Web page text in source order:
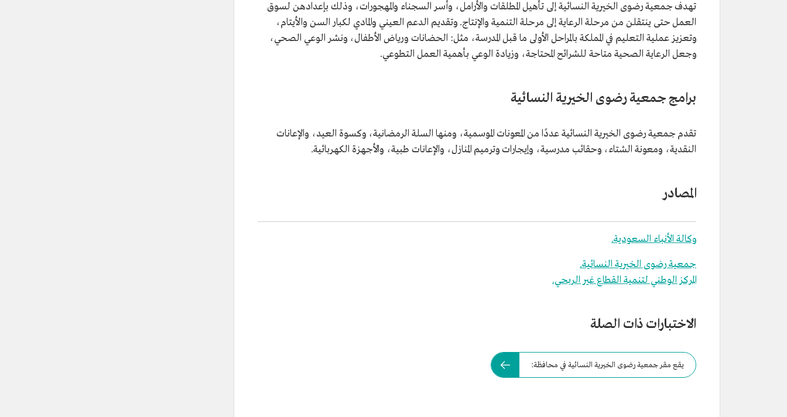
تهدف جمعية رضوى الخيرية النسائية إلى تأهيل المطلقات والأرامل، وأسر السجناء والمهجورات، وذلك بإعدادهن لسوق
العمل حتى ينتقلن من مرحلة الرعاية إلى مرحلة التنمية والإنتاج. وتقديم الدعم العيني والمادي لكبار السن والأيتام،
وتعزيز عملية التعليم في المملكة بالمراحل الأولى ما قبل المدرسة، مثل: الحضانات ورياض الأطفال، ونشر الوعي الصحي،
وجعل الرعاية الصحية متاحة للشرائح المحتاجة، وزيادة الوعي بأهمية العمل التطوعي.
برامج جمعية رضوى الخيرية النسائية
تقدم جمعية رضوى الخيرية النسائية عددًا من المعونات الموسمية، ومنها السلة الرمضانية، وكسوة العيد، والإعانات
النقدية، ومعونة الشتاء، وحقائب مدرسية، وإيجارات وترميم المنازل، والإعانات طبية، والأجهزة الكهربائية.
المصادر
وكالة الأنباء السعودية.
جمعية رضوى الخيرية النسائية.
المركز الوطني لتنمية القطاع غير الربحي.
الاختبارات ذات الصلة
يقع مقر جمعية رضوى الخيرية النسائية في محافظة: